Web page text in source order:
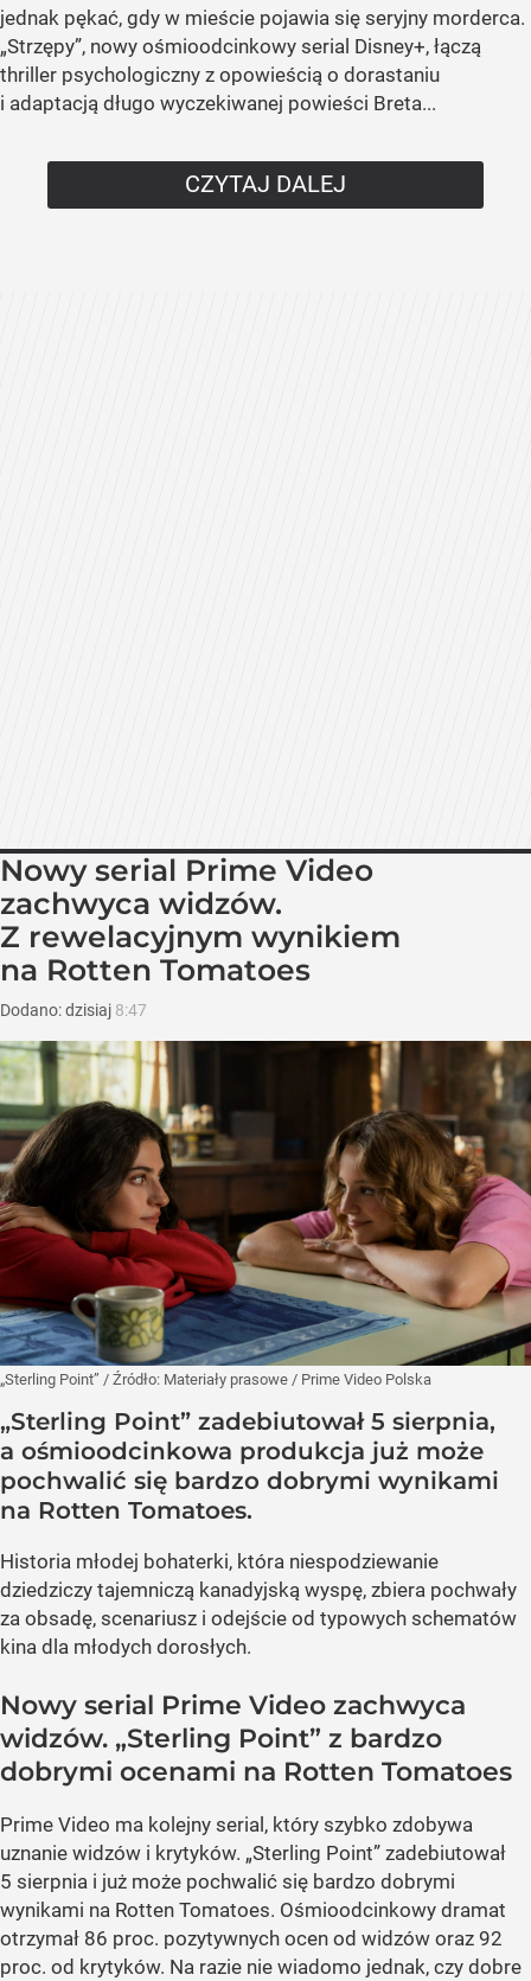
jednak pękać, gdy w mieście pojawia się seryjny morderca.
„Strzępy”, nowy ośmioodcinkowy serial Disney+, łączą
thriller psychologiczny z opowieścią o dorastaniu
i adaptacją długo wyczekiwanej powieści Breta...
CZYTAJ DALEJ
Nowy serial Prime Video
zachwyca widzów.
Z rewelacyjnym wynikiem
na Rotten Tomatoes
Dodano:dzisiaj 8:47
„Sterling Point” / Źródło: Materiały prasowe / Prime Video Polska
„Sterling Point” zadebiutował 5 sierpnia,
a ośmioodcinkowa produkcja już może
pochwalić się bardzo dobrymi wynikami
na Rotten Tomatoes.
Historia młodej bohaterki, która niespodziewanie
dziedziczy tajemniczą kanadyjską wyspę, zbiera pochwały
za obsadę, scenariusz i odejście od typowych schematów
kina dla młodych dorosłych.
Nowy serial Prime Video zachwyca
widzów. „Sterling Point” z bardzo
dobrymi ocenami na Rotten Tomatoes
Prime Video ma kolejny serial, który szybko zdobywa
uznanie widzów i krytyków. „Sterling Point” zadebiutował
5 sierpnia i już może pochwalić się bardzo dobrymi
wynikami na Rotten Tomatoes. Ośmioodcinkowy dramat
otrzymał 86 proc. pozytywnych ocen od widzów oraz 92
proc. od krytyków. Na razie nie wiadomo jednak, czy dobre